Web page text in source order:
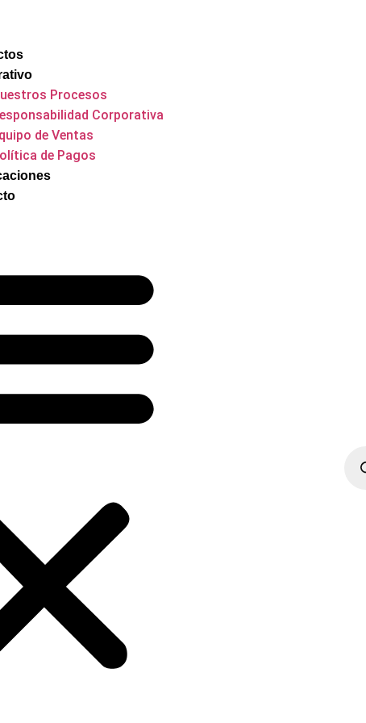
Procesos
Corporativa
de Ventas
de Pagos